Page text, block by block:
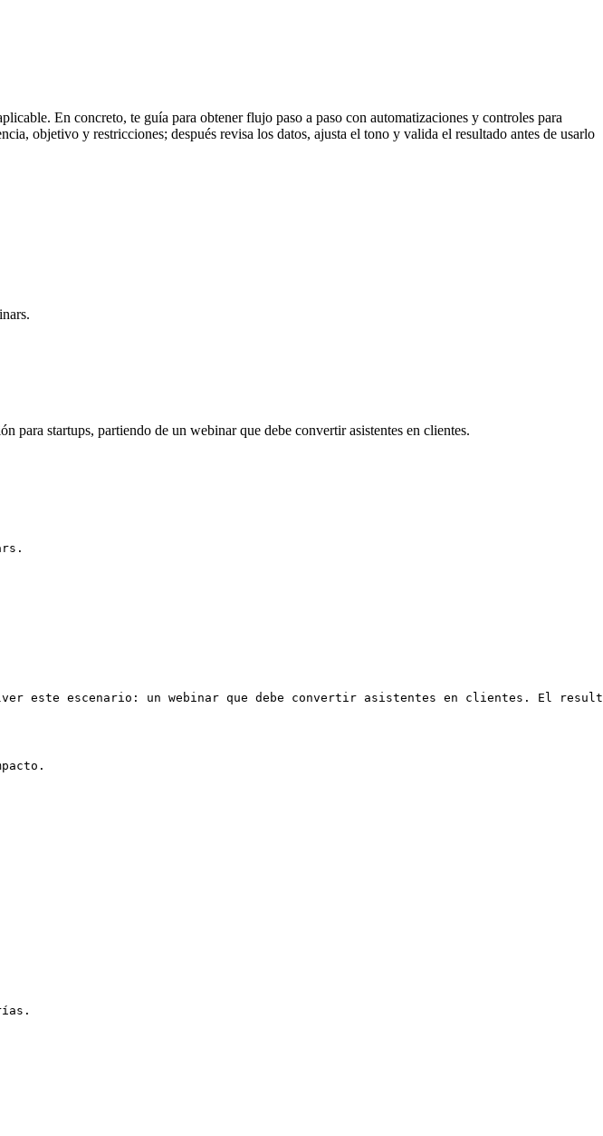
En concreto, te guía para obtener flujo paso a paso con automatizaciones y controles para
objetivo y restricciones; después revisa los datos, ajusta el tono y valida el resultado antes de usarlo
para startups, partiendo de un webinar que debe convertir asistentes en clientes.
este escenario: un webinar que debe convertir asistentes en clientes. El